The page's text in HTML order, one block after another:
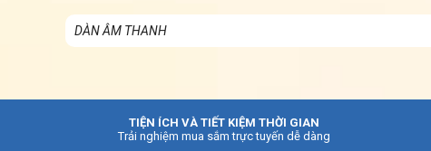
DÀN ÂM THANH
TIỆN ÍCH VÀ TIẾT KIỆM THỜI GIAN
Trải nghiệm mua sắm trực tuyến dễ dàng